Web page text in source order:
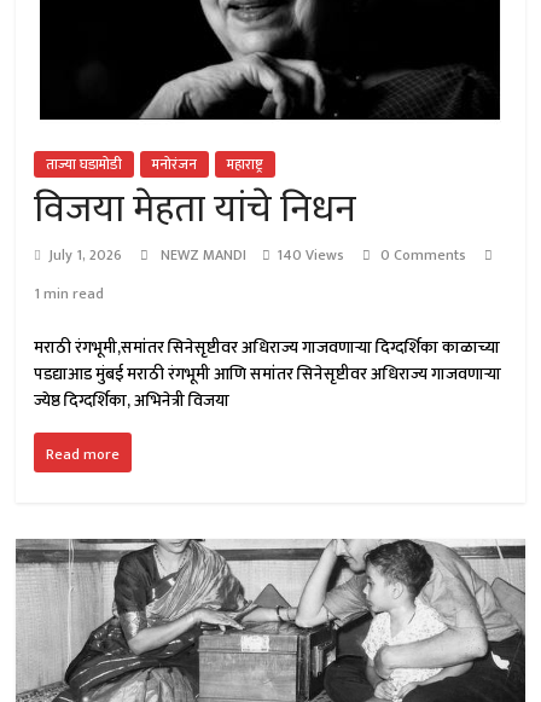
ताज्या घडामोडी मनोरंजन महाराष्ट्र
विजया मेहता यांचे निधन
July 1, 2026 NEWZ MANDI 140 Views
0 Comments
1 min read
मराठी रंगभूमी,समांतर सिनेसृष्टीवर अधिराज्य गाजवणाऱ्या दिग्दर्शिका काळाच्या
पडद्याआड मुंबई मराठी रंगभूमी आणि समांतर सिनेसृष्टीवर अधिराज्य गाजवणाऱ्या
ज्येष्ठ दिग्दर्शिका, अभिनेत्री विजया
Read more